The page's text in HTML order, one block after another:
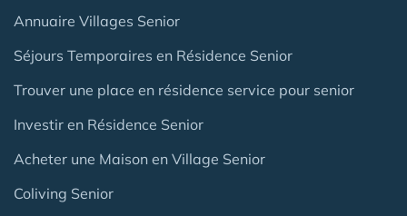
Annuaire Villages Senior
Séjours Temporaires en Résidence Senior
Trouver une place en résidence service pour senior
Investir en Résidence Senior
Acheter une Maison en Village Senior
Coliving Senior